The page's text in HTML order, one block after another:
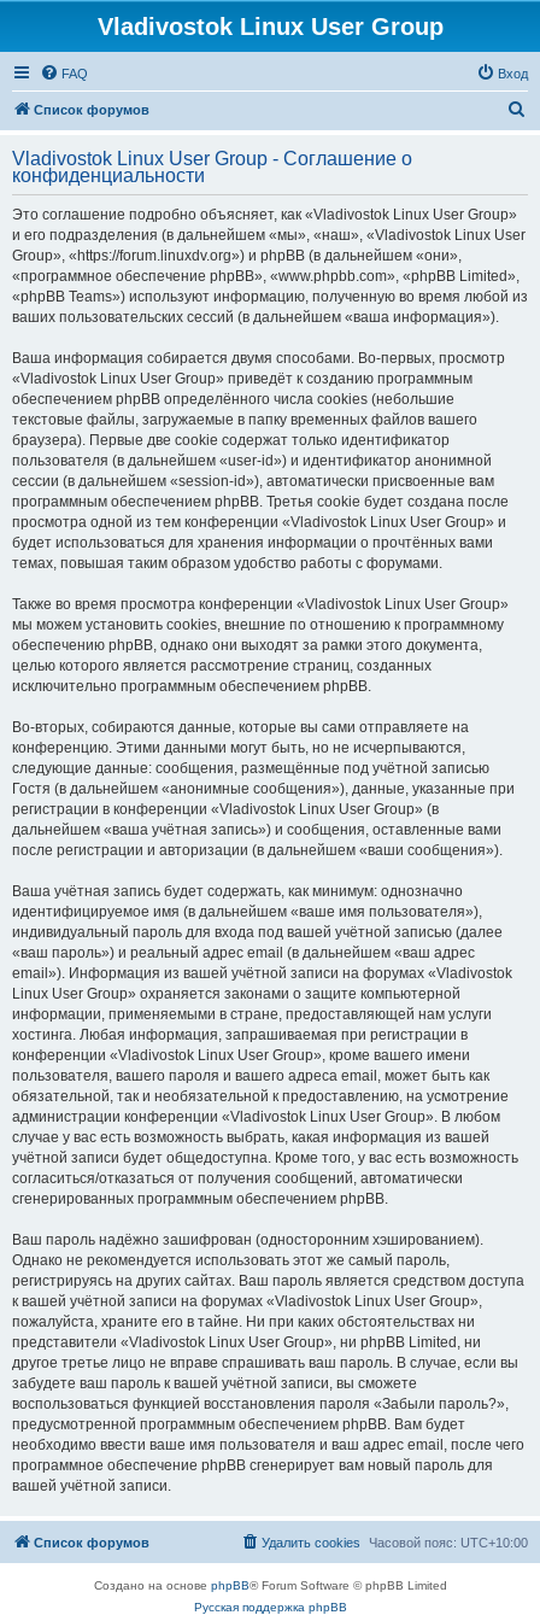
Vladivostok Linux User Group
FAQ Вход
Список форумов
с
Vladivostok Linux User Group - Соглашение о
конфиденциальности
Это соглашение подробно объясняет, как «Vladivostok Linux User Group»
и его подразделения (в дальнейшем «мы», «наш», «Vladivostok Linux User
Group», «https://forum.linuxdv.org») и phpBB (в дальнейшем «они»,
«программное обеспечение phpBB», «www.phpbb.com», «phpBB Limited»,
«phpBB Teams») используют информацию, полученную во время любой из
ваших пользовательских сессий (в дальнейшем «ваша информация»).
Ваша информация собирается двумя способами. Во-первых, просмотр
«Vladivostok Linux User Group» приведёт к созданию программным
обеспечением phpBB определённого числа cookies (небольшие
текстовые файлы, загружаемые в папку временных файлов вашего
браузера). Первые две cookie содержат только идентификатор
пользователя (в дальнейшем «user-id») и идентификатор анонимной
сессии (в дальнейшем «session-id»), автоматически присвоенные вам
программным обеспечением phpBB. Третья cookie будет создана после
просмотра одной из тем конференции «Vladivostok Linux User Group» и
будет использоваться для хранения информации о прочтённых вами
темах, повышая таким образом удобство работы с форумами.
Также во время просмотра конференции «Vladivostok Linux User Group»
мы можем установить cookies, внешние по отношению к программному
обеспечению phpBB, однако они выходят за рамки этого документа,
целью которого является рассмотрение страниц, созданных
исключительно программным обеспечением phpBB.
Во-вторых, собираются данные, которые вы сами отправляете на
конференцию. Этими данными могут быть, но не исчерпываются,
следующие данные: сообщения, размещённые под учётной записью
Гостя (в дальнейшем «анонимные сообщения»), данные, указанные при
регистрации в конференции «Vladivostok Linux User Group» (в
дальнейшем «ваша учётная запись») и сообщения, оставленные вами
после регистрации и авторизации (в дальнейшем «ваши сообщения»).
Ваша учётная запись будет содержать, как минимум: однозначно
идентифицируемое имя (в дальнейшем «ваше имя пользователя»),
индивидуальный пароль для входа под вашей учётной записью (далее
«ваш пароль») и реальный адрес email (в дальнейшем «ваш адрес
email»). Информация из вашей учётной записи на форумах «Vladivostok
Linux User Group» охраняется законами о защите компьютерной
информации, применяемыми в стране, предоставляющей нам услуги
хостинга. Любая информация, запрашиваемая при регистрации в
конференции «Vladivostok Linux User Group», кроме вашего имени
пользователя, вашего пароля и вашего адреса email, может быть как
обязательной, так и необязательной к предоставлению, на усмотрение
администрации конференции «Vladivostok Linux User Group». В любом
случае у вас есть возможность выбрать, какая информация из вашей
учётной записи будет общедоступна. Кроме того, у вас есть возможность
согласиться/отказаться от получения сообщений, автоматически
сгенерированных программным обеспечением phpBB.
Ваш пароль надёжно зашифрован (односторонним хэшированием).
Однако не рекомендуется использовать этот же самый пароль,
регистрируясь на других сайтах. Ваш пароль является средством доступа
к вашей учётной записи на форумах «Vladivostok Linux User Group»,
пожалуйста, храните его в тайне. Ни при каких обстоятельствах ни
представители «Vladivostok Linux User Group», ни phpBB Limited, ни
другое третье лицо не вправе спрашивать ваш пароль. В случае, если вы
забудете ваш пароль к вашей учётной записи, вы сможете
воспользоваться функцией восстановления пароля «Забыли пароль?»,
предусмотренной программным обеспечением phpBB. Вам будет
необходимо ввести ваше имя пользователя и ваш адрес email, после чего
программное обеспечение phpBB сгенерирует вам новый пароль для
вашей учётной записи.
Список форумов Часовой пояс: UTC+10:00
Удалить cookies
Создано на основе phpBB® Forum Software © phpBB Limited
Русская поддержка phpBB